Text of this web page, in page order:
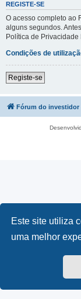
Este site utiliza
uma melhor
REGISTE-SE
O acesso completo ao
alguns segundos.
Política de Privacidade
Condições de
Registe-se
Fórum do investidor